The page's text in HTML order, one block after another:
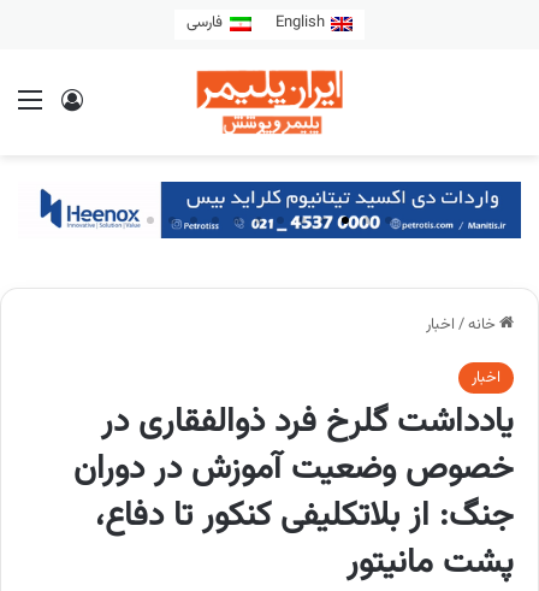
English فارسی
خانه/ اخبار
اخبار
یادداشت گلرخ فرد ذوالفقاری در
خصوص وضعیت آموزش در دوران
جنگ: از بلاتکلیفی کنکور تا دفاع،
پشت مانیتور